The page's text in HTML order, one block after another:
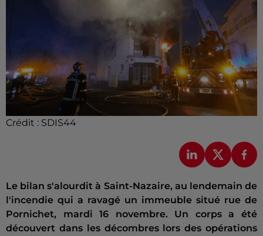
Crédit : SDIS44
Le bilan s'alourdit à Saint-Nazaire, au lendemain de
l'incendie qui a ravagé un immeuble situé rue de
Pornichet, mardi 16 novembre. Un corps a été
découvert dans les décombres lors des opérations